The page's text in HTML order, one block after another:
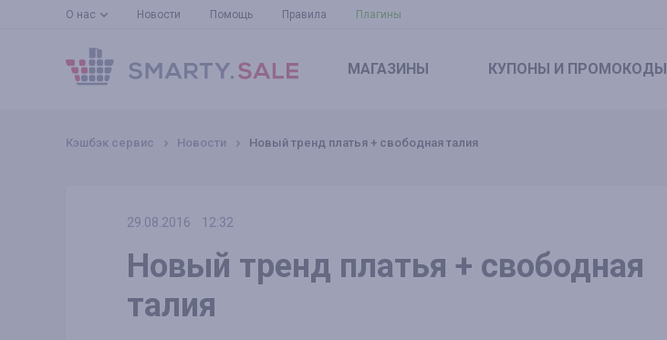
О нас Новости Помощь Правила Плагины
МАГАЗИНЫ КУПОНЫ И ПРОМОКОДЫ
Кэшбэк сервис Новости Новый тренд платья + свободная талия
29.08.2016 12:32
Новый тренд платья + свободная
талия